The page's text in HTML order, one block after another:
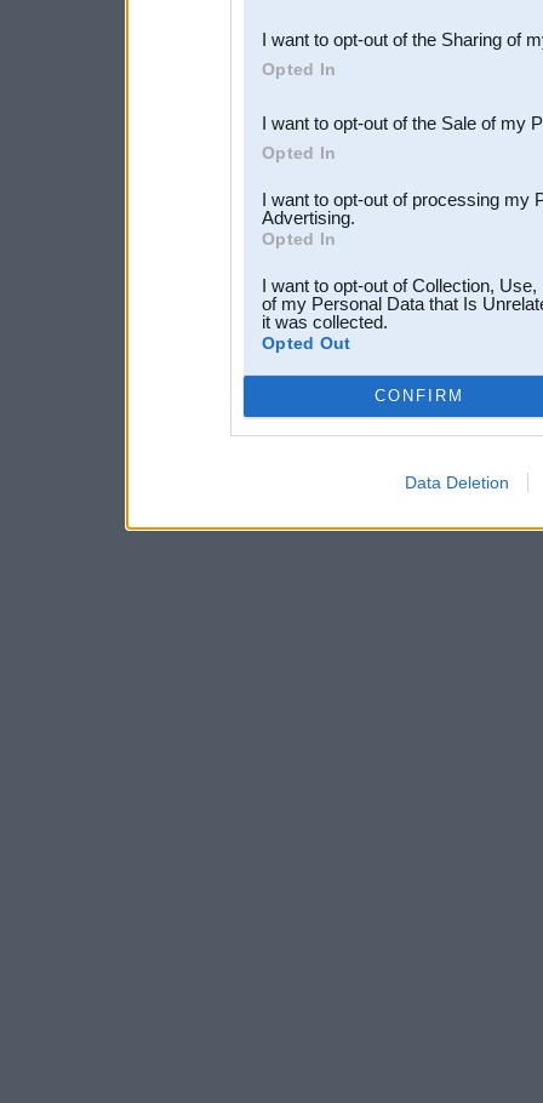
Downstream Participants
third parties.
I want to opt-out of the Sharing of
Opted In
I want to opt-out of the Sale of my
Opted In
I want to opt-out of processing my
Advertising.
Opted In
I want to opt-out of Collection,
of my Personal Data that Is
it was collected.
Opted Out
CONFIRM
Data Deletion